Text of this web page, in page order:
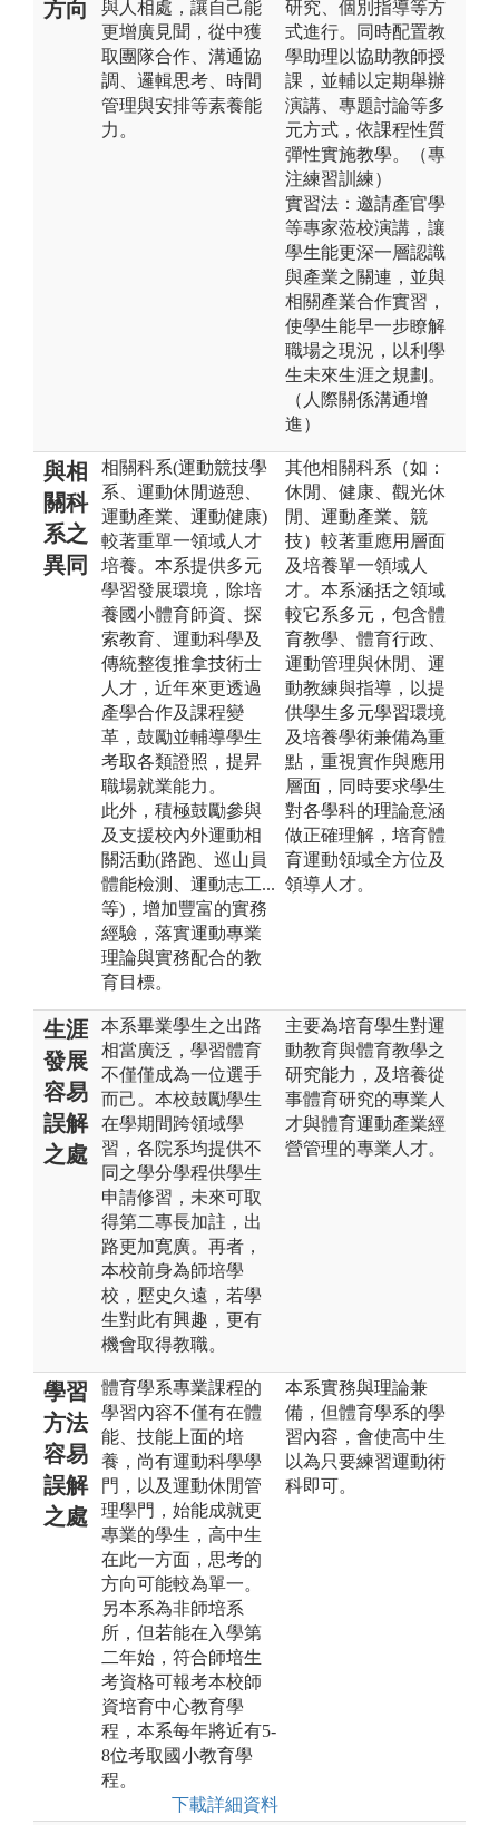
方向
與人相處，讓自己能
更增廣見聞，從中獲
取團隊合作、溝通協
調、邏輯思考、時間
管理與安排等素養能
力。
研究、個別指導等方
式進行。同時配置教
學助理以協助教師授
課，並輔以定期舉辦
演講、專題討論等多
元方式，依課程性質
彈性實施教學。（專
注練習訓練）
實習法：邀請產官學
等專家蒞校演講，讓
學生能更深一層認識
與產業之關連，並與
相關產業合作實習，
使學生能早一步瞭解
職場之現況，以利學
生未來生涯之規劃。
（人際關係溝通增
進）
與相
關科
系之
異同
相關科系(運動競技學
系、運動休閒遊憩、
運動產業、運動健康)
較著重單一領域人才
培養。本系提供多元
學習發展環境，除培
養國小體育師資、探
索教育、運動科學及
傳統整復推拿技術士
人才，近年來更透過
產學合作及課程變
革，鼓勵並輔導學生
考取各類證照，提昇
職場就業能力。
此外，積極鼓勵參與
及支援校內外運動相
關活動(路跑、巡山員
體能檢測、運動志工...
等)，增加豐富的實務
經驗，落實運動專業
理論與實務配合的教
育目標。
其他相關科系（如：
休閒、健康、觀光休
閒、運動產業、競
技）較著重應用層面
及培養單一領域人
才。本系涵括之領域
較它系多元，包含體
育教學、體育行政、
運動管理與休閒、運
動教練與指導，以提
供學生多元學習環境
及培養學術兼備為重
點，重視實作與應用
層面，同時要求學生
對各學科的理論意涵
做正確理解，培育體
育運動領域全方位及
領導人才。
生涯
發展
容易
誤解
之處
本系畢業學生之出路
相當廣泛，學習體育
不僅僅成為一位選手
而己。本校鼓勵學生
在學期間跨領域學
習，各院系均提供不
同之學分學程供學生
申請修習，未來可取
得第二專長加註，出
路更加寛廣。再者，
本校前身為師培學
校，㱘史久遠，若學
生對此有興趣，更有
機會取得教職。
主要為培育學生對運
動教育與體育教學之
研究能力，及培養從
事體育研究的專業人
才與體育運動產業經
營管理的專業人才。
學習
方法
容易
誤解
之處
體育學系專業課程的
學習內容不僅有在體
能、技能上面的培
養，尚有運動科學學
門，以及運動休閒管
理學門，始能成就更
專業的學生，高中生
在此一方面，思考的
方向可能較為單一。
另本系為非師培系
所，但若能在入學第
二年始，符合師培生
考資格可報考本校師
資培育中心教育學
程，本系每年將近有5-
8位考取國小教育學
程。
下載詳細資料
本系實務與理論兼
備，但體育學系的學
習內容，會使高中生
以為只要練習運動術
科即可。